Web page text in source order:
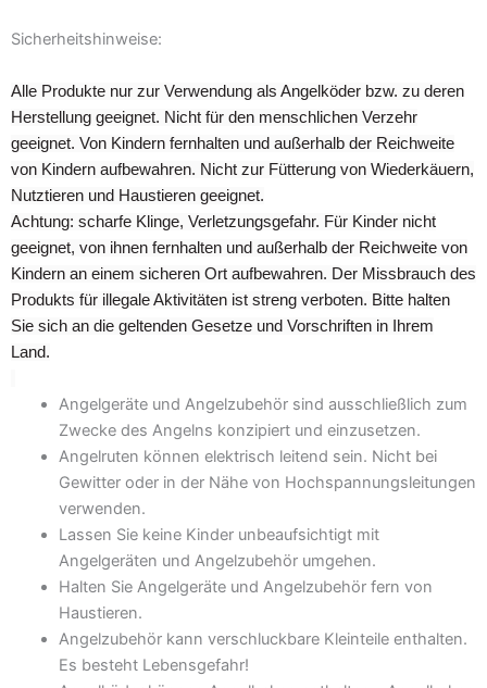
Sicherheitshinweise:
Alle Produkte nur zur Verwendung als Angelköder bzw. zu deren
Herstellung geeignet. Nicht für den menschlichen Verzehr
geeignet. Von Kindern fernhalten und außerhalb der Reichweite
von Kindern aufbewahren. Nicht zur Fütterung von Wiederkäuern,
Nutztieren und Haustieren geeignet.
Achtung: scharfe Klinge, Verletzungsgefahr. Für Kinder nicht
geeignet, von ihnen fernhalten und außerhalb der Reichweite von
Kindern an einem sicheren Ort aufbewahren. Der Missbrauch des
Produkts für illegale Aktivitäten ist streng verboten. Bitte halten
Sie sich an die geltenden Gesetze und Vorschriften in Ihrem
Land.
Angelgeräte und Angelzubehör sind ausschließlich zum
Zwecke des Angelns konzipiert und einzusetzen.
Angelruten können elektrisch leitend sein. Nicht bei
Gewitter oder in der Nähe von Hochspannungsleitungen
verwenden.
Lassen Sie keine Kinder unbeaufsichtigt mit
Angelgeräten und Angelzubehör umgehen.
Halten Sie Angelgeräte und Angelzubehör fern von
Haustieren.
Angelzubehör kann verschluckbare Kleinteile enthalten.
Es besteht Lebensgefahr!